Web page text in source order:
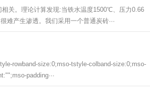
关。理论计算发现:当铁水温度1500℃、压力0.66
产生渗透。我们采用一个普通炭砖···
rowband-size:0;mso-tstyle-colband-size:0;mso-
padding···